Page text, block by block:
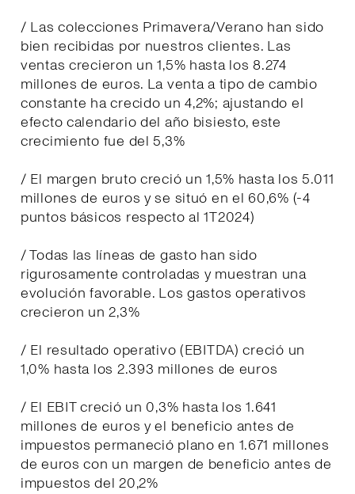
/ Las colecciones Primavera/Verano han sido
bien recibidas por nuestros clientes. Las
ventas crecieron un 1,5% hasta los 8.274
millones de euros. La venta a tipo de cambio
constante ha crecido un 4,2%; ajustando el
efecto calendario del año bisiesto, este
crecimiento fue del 5,3%
/ El margen bruto creció un 1,5% hasta los 5.011
millones de euros y se situó en el 60,6% (-4
puntos básicos respecto al 1T2024)
/ Todas las líneas de gasto han sido
rigurosamente controladas y muestran una
evolución favorable. Los gastos operativos
crecieron un 2,3%
/ El resultado operativo (EBITDA) creció un
1,0% hasta los 2.393 millones de euros
/ El EBIT creció un 0,3% hasta los 1.641
millones de euros y el beneficio antes de
impuestos permaneció plano en 1.671 millones
de euros con un margen de beneficio antes de
impuestos del 20,2%